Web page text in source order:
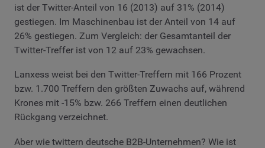
ist der Twitter-Anteil von 16 (2013) auf 31% (2014)
gestiegen. Im Maschinenbau ist der Anteil von 14 auf
26% gestiegen. Zum Vergleich: der Gesamtanteil der
Twitter-Treffer ist von 12 auf 23% gewachsen.
Lanxess weist bei den Twitter-Treffern mit 166 Prozent
bzw. 1.700 Treffern den größten Zuwachs auf, während
Krones mit -15% bzw. 266 Treffern einen deutlichen
Rückgang verzeichnet.
Aber wie twittern deutsche B2B-Unternehmen? Wie ist